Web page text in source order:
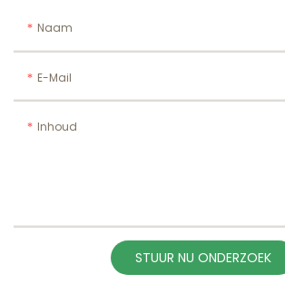
Naam
E-Mail
Inhoud
STUUR NU ONDERZOEK